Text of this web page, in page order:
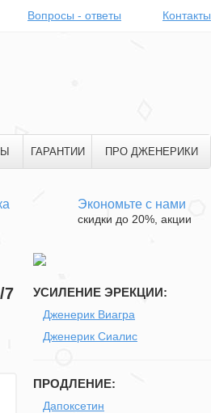
Вопросы - ответы Контакты
ГАРАНТИИ ПРО ДЖЕНЕРИКИ
Экономьте с нами
скидки до 20%, акции
7
УСИЛЕНИЕ ЭРЕКЦИИ:
Дженерик Виагра
Дженерик Сиалис
ПРОДЛЕНИЕ:
Дапоксетин